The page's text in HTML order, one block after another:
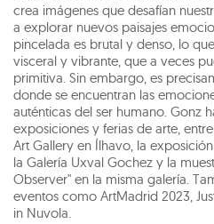
crea imágenes que desafían
a explorar nuevos paisajes
pincelada es brutal y denso, lo
visceral y vibrante, que a veces
primitiva. Sin embargo, es
donde se encuentran las
auténticas del ser humano. Gonz
exposiciones y ferias de arte,
Art Gallery en Ílhavo, la
la Galería Uxval Gochez y la
Observer" en la misma galería.
eventos como ArtMadrid 2023,
in Nuvola.